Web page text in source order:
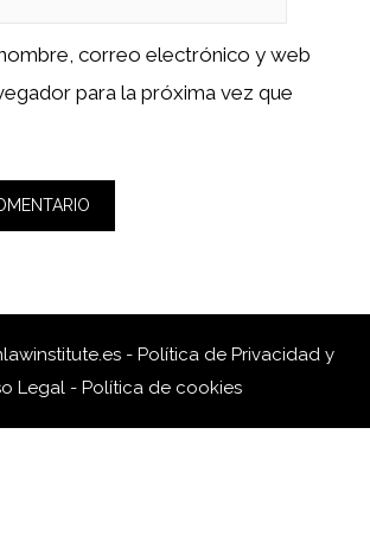
correo electrónico y web
para la próxima vez que
- Política de Privacidad y
Legal - Política de cookies